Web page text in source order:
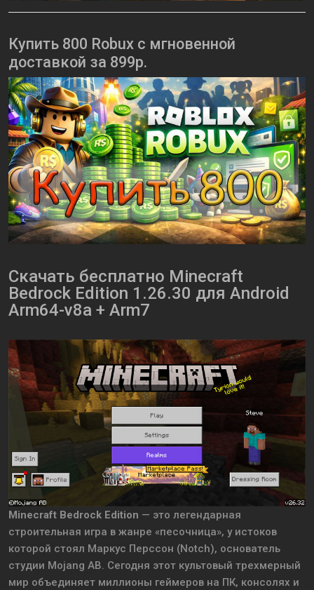
Купить 800 Robux с мгновенной
доставкой за 899р.
Скачать бесплатно Minecraft
Bedrock Edition 1.26.30 для Android
Arm64-v8a + Arm7
Minecraft Bedrock Edition — это легендарная
строительная игра в жанре «песочница», у истоков
которой стоял Маркус Перссон (Notch), основатель
студии Mojang AB. Сегодня этот культовый трехмерный
мир объединяет миллионы геймеров на ПК, консолях и